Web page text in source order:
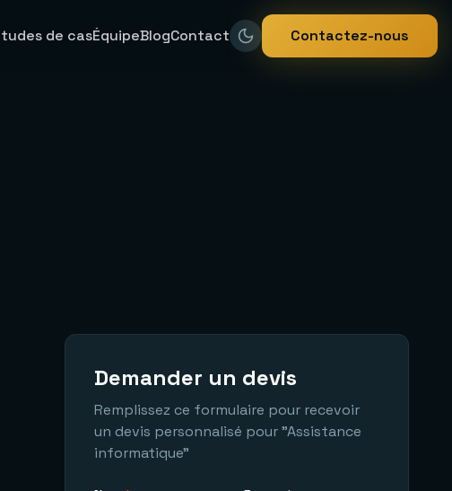
de casÉquipeBlogContact Contactez-nous
Demander un devis
Remplissez ce formulaire pour recevoir
un devis personnalisé pour "Assistance
informatique"